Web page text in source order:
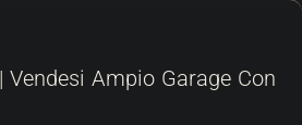
Vendesi Ampio Garage Con